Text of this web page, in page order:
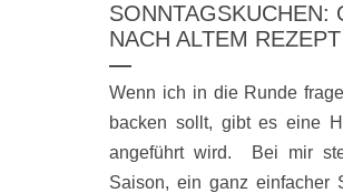
SONNTAGSKUCHEN:
NACH ALTEM REZEPT
Wenn ich in die Runde
backen sollt, gibt es eine
angeführt wird. Bei mir
Saison, ein ganz einfacher